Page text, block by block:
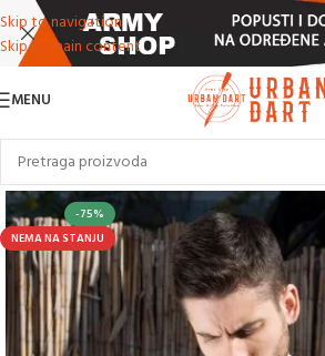
Skip to navigation
Skip to main content
MENU
-75%
NEMA NA STANJU